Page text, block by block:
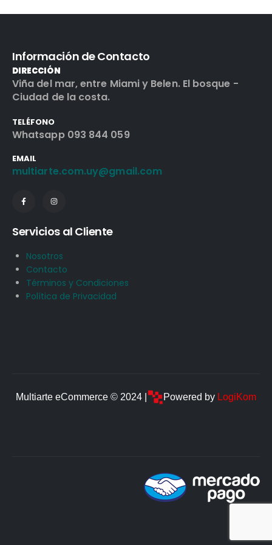
Información de Contacto
DIRECCIÓN
Viña del mar, entre Miami y Belen. El bosque -
Ciudad de la costa.
TELÉFONO
Whatsapp 093 844 059
EMAIL
multiarte.com.uy@gmail.com
Servicios al Cliente
Nosotros
Contacto
Términos y Condiciones
Política de Privacidad
Multiarte eCommerce © 2024 | Powered by LogiKom